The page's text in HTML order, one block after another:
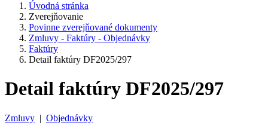
Úvodná stránka
Zverejňovanie
Povinne zverejňované dokumenty
Zmluvy - Faktúry - Objednávky
Faktúry
Detail faktúry DF2025/297
Detail faktúry DF2025/297
Zmluvy | Objednávky